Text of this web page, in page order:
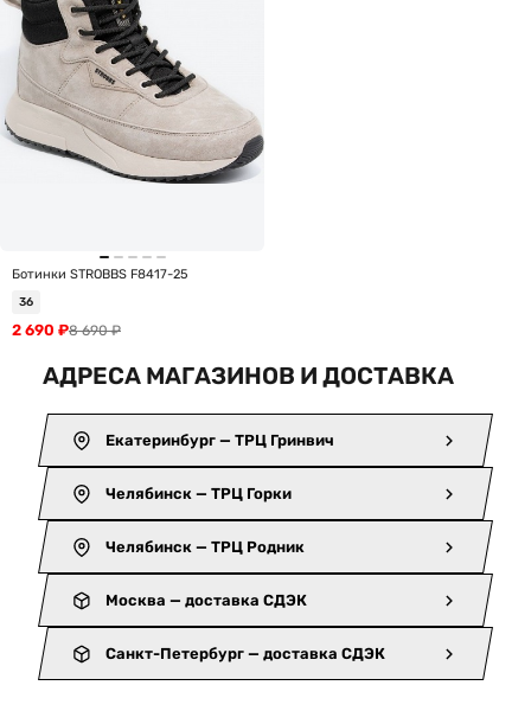
Ботинки STROBBS F8417-25
36
8 690₽
2 690 ₽
АДРЕСА МАГАЗИНОВ И ДОСТАВКА
Екатеринбург — ТРЦ Гринвич
Челябинск — ТРЦ Горки
Челябинск — ТРЦ Родник
Москва — доставка СДЭК
Санкт-Петербург — доставка СДЭК